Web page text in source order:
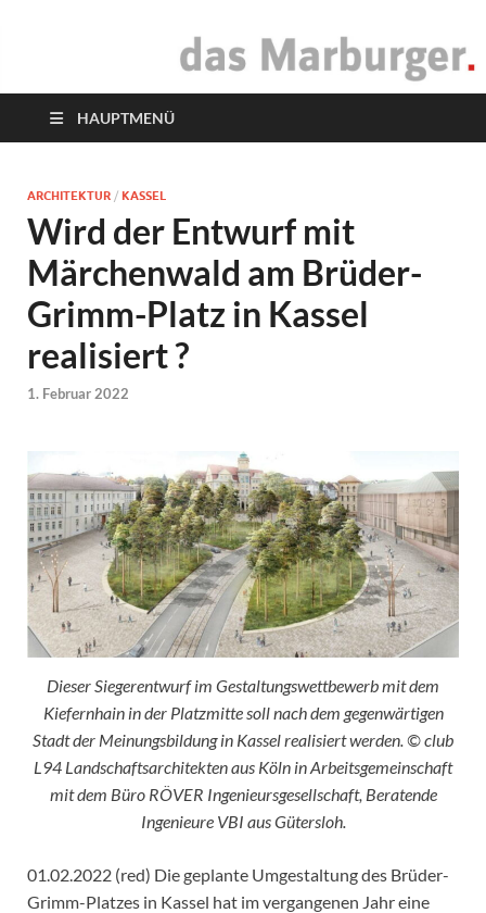
das Marburger.
HAUPTMENÜ
ARCHITEKTUR / KASSEL
Wird der Entwurf mit
Märchenwald am Brüder-
Grimm-Platz in Kassel
realisiert ?
1. Februar 2022
Dieser Siegerentwurf im Gestaltungswettbewerb mit dem
Kiefernhain in der Platzmitte soll nach dem gegenwärtigen
Stadt der Meinungsbildung in Kassel realisiert werden. © club
L94 Landschaftsarchitekten aus Köln in Arbeitsgemeinschaft
mit dem Büro RÖVER Ingenieursgesellschaft, Beratende
Ingenieure VBI aus Gütersloh.
01.02.2022 (red) Die geplante Umgestaltung des Brüder-
Grimm-Platzes in Kassel hat im vergangenen Jahr eine